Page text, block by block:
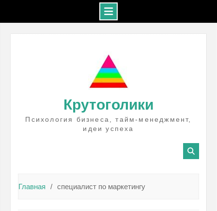
Крутоголики
Психология бизнеса, тайм-менеджмент,
идеи успеха
Главная специалист по маркетингу